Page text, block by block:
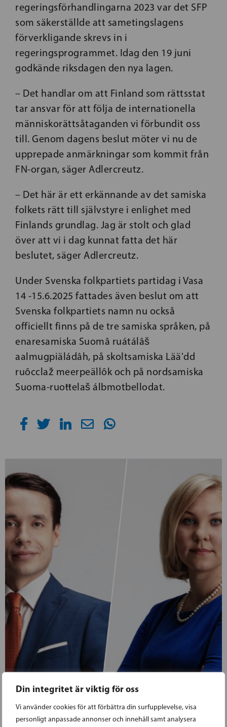
Din integritet är viktig för oss
Vi använder cookies för att förbättra din surfupplevelse, visa
personligt anpassade annonser och innehåll samt analysera
regeringsförhandlingarna 2023 var det SFP
som säkerställde att sametingslagens
förverkligande skrevs in i
regeringsprogrammet. Idag den 19 juni
godkände riksdagen den nya lagen.
– Det handlar om att Finland som rättsstat
tar ansvar för att följa de internationella
människorättsåtaganden vi förbundit oss
till. Genom dagens beslut möter vi nu de
upprepade anmärkningar som kommit från
FN-organ, säger Adlercreutz.
– Det här är ett erkännande av det samiska
folkets rätt till självstyre i enlighet med
Finlands grundlag. Jag är stolt och glad
över att vi i dag kunnat fatta det här
beslutet, säger Adlercreutz.
Under Svenska folkpartiets partidag i Vasa
14 -15.6.2025 fattades även beslut om att
Svenska folkpartiets namn nu också
officiellt finns på de tre samiska språken, på
enaresamiska Suomâ ruátálâš
aalmugpiäládâh, på skoltsamiska Lääʹdd
ruõcclaž meerpeällõk och på nordsamiska
Suoma-ruoŧŧelaš álbmotbellodat.
18.06.2025